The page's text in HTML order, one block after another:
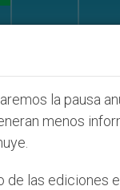
(y no sólo) en
la pausa
menos
las ediciones